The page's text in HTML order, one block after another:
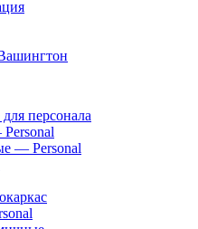
персонала
— Personal